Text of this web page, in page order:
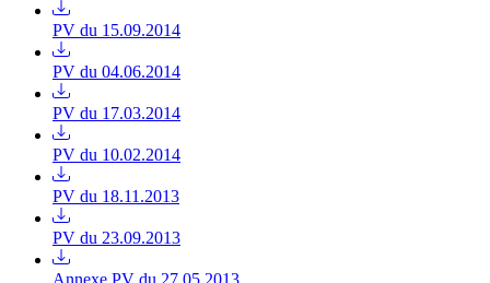
PV du 15.09.2014
PV du 04.06.2014
PV du 17.03.2014
PV du 10.02.2014
PV du 18.11.2013
PV du 23.09.2013
Annexe PV du 27.05.2013